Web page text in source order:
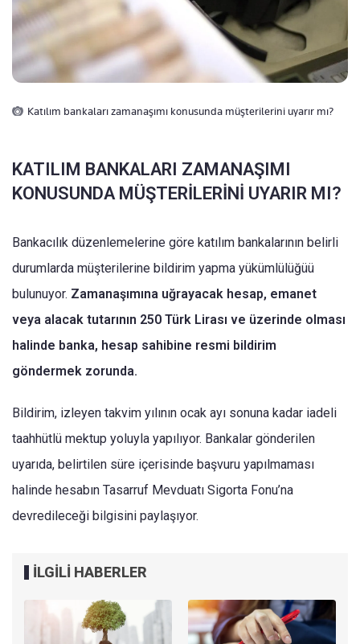
Katılım bankaları zamanaşımı konusunda müşterilerini uyarır mı?
KATILIM BANKALARI ZAMANAŞIMI
KONUSUNDA MÜŞTERİLERİNİ UYARIR MI?
Bankacılık düzenlemelerine göre katılım bankalarının belirli
durumlarda müşterilerine bildirim yapma yükümlülüğüü
bulunuyor. Zamanaşımına uğrayacak hesap, emanet
veya alacak tutarının 250 Türk Lirası ve üzerinde olması
halinde banka, hesap sahibine resmi bildirim
göndermek zorunda.
Bildirim, izleyen takvim yılının ocak ayı sonuna kadar iadeli
taahhütlü mektup yoluyla yapılıyor. Bankalar gönderilen
uyarıda, belirtilen süre içerisinde başvuru yapılmaması
halinde hesabın Tasarruf Mevduatı Sigorta Fonu’na
devredileceği bilgisini paylaşıyor.
İLGİLİ HABERLER